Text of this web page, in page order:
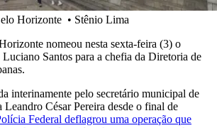
Horizonte • Stênio Lima
nomeou nesta sexta-feira (3) o
Santos para a chefia da Diretoria de
interinamente pelo secretário municipal de
Leandro César Pereira desde o final de
Federal deflagrou uma operação que